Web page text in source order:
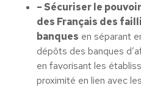
– Sécuriser le
des Français des
banques en séparant
dépôts des banques
en favorisant les
proximité en lien avec